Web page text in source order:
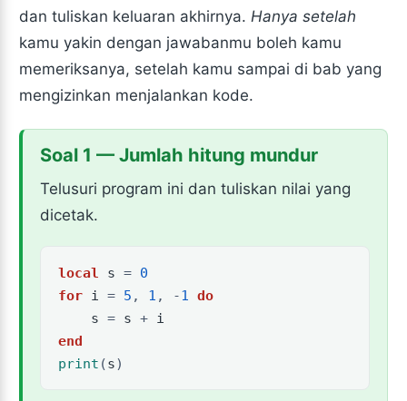
dan tuliskan keluaran akhirnya. Hanya setelah
kamu yakin dengan jawabanmu boleh kamu
memeriksanya, setelah kamu sampai di bab yang
mengizinkan menjalankan kode.
Soal 1 — Jumlah hitung mundur
Telusuri program ini dan tuliskan nilai yang
dicetak.
local s =
0
for
i = 5 , 1 , -1
do
s = s +
i
end
print (s)